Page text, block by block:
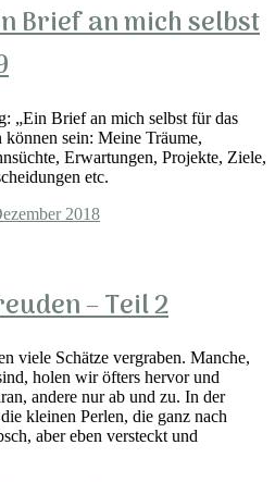
Brief an mich selbst
„Ein Brief an mich selbst für das
sein: Meine Träume,
Erwartungen, Projekte, Ziele,
etc.
2018
– Teil 2
viele Schätze vergraben. Manche,
holen wir öfters hervor und
andere nur ab und zu. In der
kleinen Perlen, die ganz nach
aber eben versteckt und